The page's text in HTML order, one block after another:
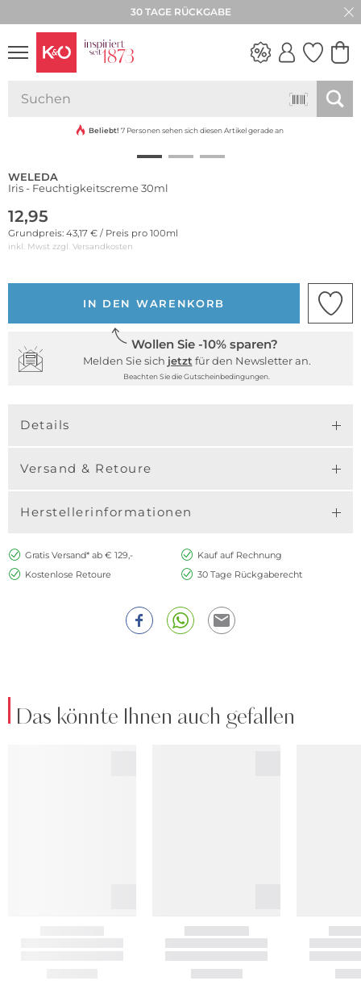
30 TAGE RÜCKGABE
VIBES
Nachhaltig
Beliebt! 7 Personen sehen sich diesen Artikel gerade an
WELEDA
Iris - Feuchtigkeitscreme 30ml
12,95
Grundpreis: 43,17 € / Preis pro 100ml
inkl. Mwst zzgl. Versandkosten
IN DEN WARENKORB
Wollen Sie -10% sparen?
Melden Sie sich jetzt für den Newsletter an.
Beachten Sie die Gutscheinbedingungen.
Details
Versand & Retoure
Herstellerinformationen
Gratis Versand* ab € 129,-
Kauf auf Rechnung
Kostenlose Retoure
30 Tage Rückgaberecht
Das könnte Ihnen auch gefallen